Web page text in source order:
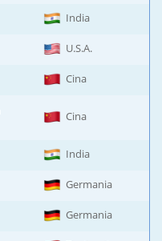
India
U.S.A.
Cina
Cina
India
Germania
Germania